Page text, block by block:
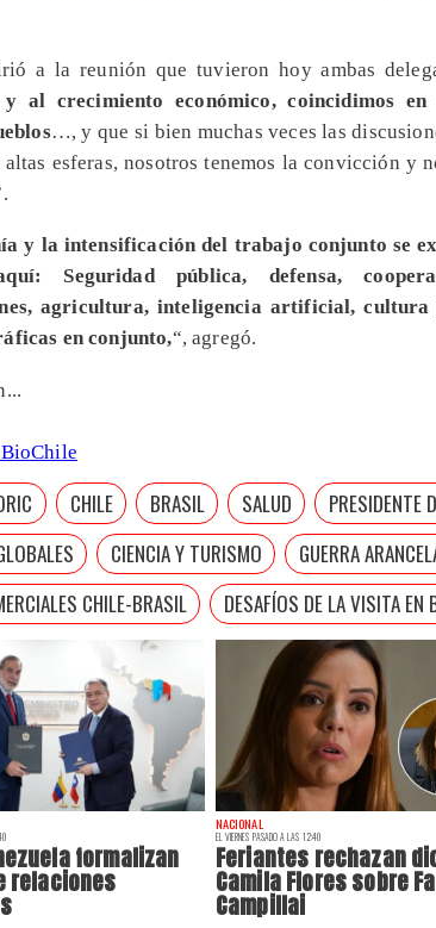
formalizan
relaciones
NACIONAL
EL VIERNES PASADO A LAS 12:40
Feriantes rechazan
Camila Flores sobre
Campillai
a la reunión que tuvieron hoy ambas
al crecimiento económico, coincidimos
…, y que si bien muchas veces las
altas esferas, nosotros tenemos la convicción y
y la intensificación del trabajo conjunto se
Seguridad pública, defensa,
agricultura, inteligencia artificial,
en conjunto,“, agregó.
CHILE BRASIL SALUD
PRESIDENTE
CIENCIA Y TURISMO
GUERRA
CHILE-BRASIL
DESAFÍOS DE LA VISITA EN